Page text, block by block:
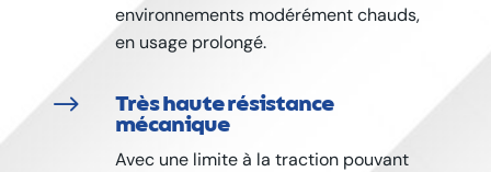
environnements modérément chauds,
en usage prolongé.
$ Très haute résistance
mécanique
Avec une limite à la traction pouvant